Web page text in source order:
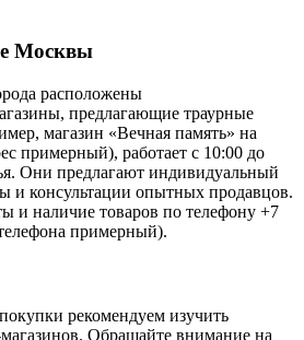
Москвы
расположены
предлагающие траурные
магазин «Вечная память» на
примерный), работает с 10:00 до
Они предлагают индивидуальный
и консультации опытных продавцов.
и наличие товаров по телефону +7
примерный).
рекомендуем изучить
Обращайте внимание на